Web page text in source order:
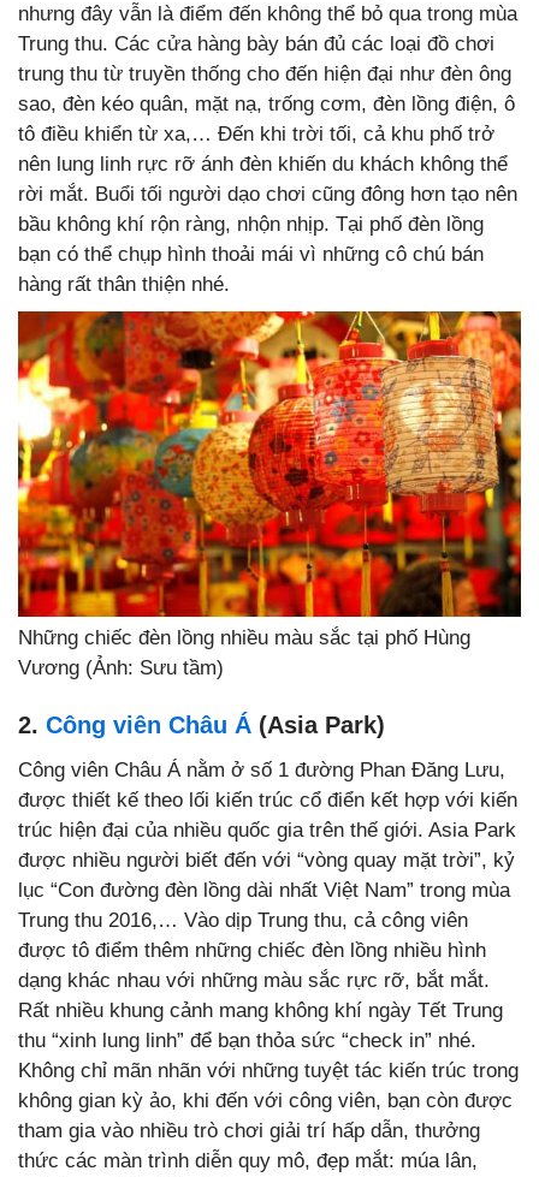
nhưng đây vẫn là điểm đến không thể bỏ qua trong mùa
Trung thu. Các cửa hàng bày bán đủ các loại đồ chơi
trung thu từ truyền thống cho đến hiện đại như đèn ông
sao, đèn kéo quân, mặt nạ, trống cơm, đèn lồng điện, ô
tô điều khiển từ xa,… Đến khi trời tối, cả khu phố trở
nên lung linh rực rỡ ánh đèn khiến du khách không thể
rời mắt. Buổi tối người dạo chơi cũng đông hơn tạo nên
bầu không khí rộn ràng, nhộn nhịp. Tại phố đèn lồng
bạn có thể chụp hình thoải mái vì những cô chú bán
hàng rất thân thiện nhé.
Những chiếc đèn lồng nhiều màu sắc tại phố Hùng
Vương (Ảnh: Sưu tầm)
2. Công viên Châu Á (Asia Park)
Công viên Châu Á nằm ở số 1 đường Phan Đăng Lưu,
được thiết kế theo lối kiến trúc cổ điển kết hợp với kiến
trúc hiện đại của nhiều quốc gia trên thế giới. Asia Park
được nhiều người biết đến với “vòng quay mặt trời”, kỷ
lục “Con đường đèn lồng dài nhất Việt Nam” trong mùa
Trung thu 2016,… Vào dịp Trung thu, cả công viên
được tô điểm thêm những chiếc đèn lồng nhiều hình
dạng khác nhau với những màu sắc rực rỡ, bắt mắt.
Rất nhiều khung cảnh mang không khí ngày Tết Trung
thu “xinh lung linh” để bạn thỏa sức “check in” nhé.
Không chỉ mãn nhãn với những tuyệt tác kiến trúc trong
không gian kỳ ảo, khi đến với công viên, bạn còn được
tham gia vào nhiều trò chơi giải trí hấp dẫn, thưởng
thức các màn trình diễn quy mô, đẹp mắt: múa lân,